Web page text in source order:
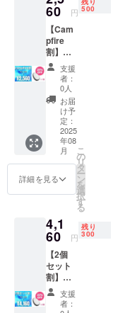
す。ご
了承く
ださ
い。 ※
ご注文
状況、
使用部
材の供
給状
況、製
造工程
上の都
合等に
より出
荷時期
が遅れ
60 円 500
【Cam
pfire
割】完
成した
製品1点
［一般
販売予
定価格
3,200円
20%OF
F］ ※デ
ザイ
ン・仕
様は変
更にな
性もご
ざいま
す。ご
了承く
ださ
い。 ※
ご注文
状況、
支援
者：
0人
お届
け予
定：
2025
年08
月
詳細を見る
こ
の
リ
タ
ー
ン
を
選
択
す
る
4,1
60 円
残り
300
【2個
セット
割】完
成した
製品点
支援
者：